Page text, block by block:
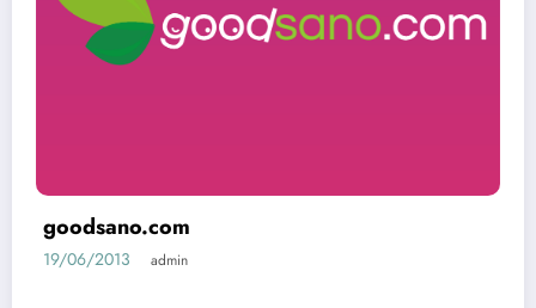
goodsano.com
19/06/2013 admin